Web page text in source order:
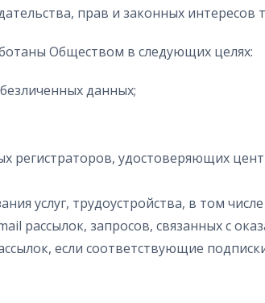
прав и законных
Обществом в следующих целях:
данных;
регистраторов, удостоверяющих
услуг, трудоустройства, в том
рассылок, запросов, связанных с
если соответствующие